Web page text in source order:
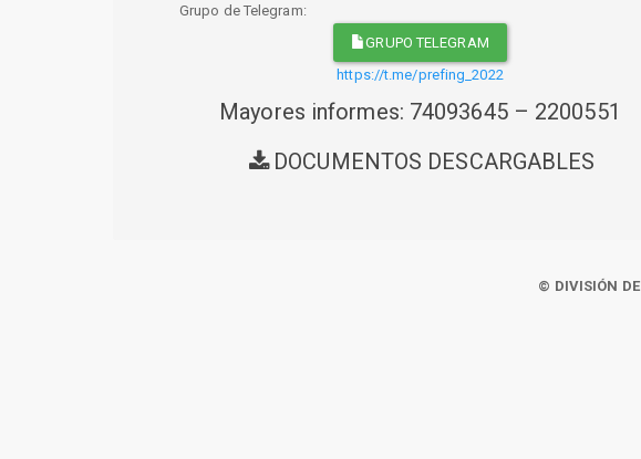
Grupo de Telegram:
GRUPO TELEGRAM
https://t.me/prefing_2022
Mayores informes: 74093645 – 2200551
DOCUMENTOS DESCARGABLES
© DIVISIÓN DE